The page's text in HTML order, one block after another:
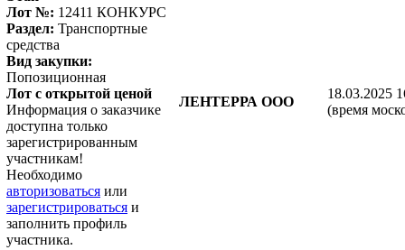
Лот №: 12411 КОНКУРС
Раздел: Транспортные
средства
Вид закупки:
Попозиционная
Лот с открытой ценой
Информация о заказчике
доступна только
зарегистрированным
участникам!
Необходимо
авторизоваться или
зарегистрироваться и
заполнить профиль
участника.
ЛЕНТЕРРА ООО
18.03.2025
(время